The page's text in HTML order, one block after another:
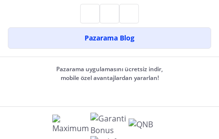
Pazarama Blog
Pazarama uygulamasını ücretsiz indir,
mobile özel avantajlardan yararlan!